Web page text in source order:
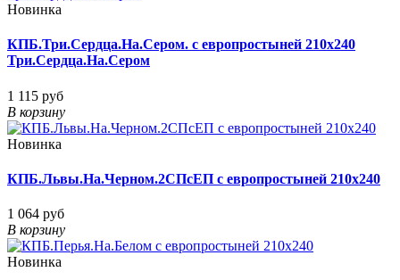
Новинка
КПБ.Три.Сердца.На.Сером. с европростыней 210х240
Три.Сердца.На.Сером
1 115 руб
В корзину
Новинка
КПБ.Львы.На.Черном.2СПсЕП с европростыней 210х240
1 064 руб
В корзину
Новинка